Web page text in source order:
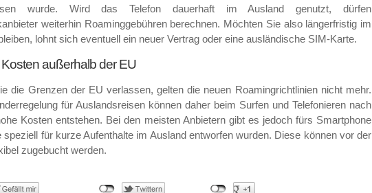
wurde. Wird das Telefon dauerhaft im Ausland genutzt, dürfen
weiterhin Roaminggebühren berechnen. Möchten Sie also längerfristig im
lohnt sich eventuell ein neuer Vertrag oder eine ausländische SIM-Karte.
außerhalb der EU
die Grenzen der EU verlassen, gelten die neuen Roamingrichtlinien nicht mehr.
für Auslandsreisen können daher beim Surfen und Telefonieren nach
Kosten entstehen. Bei den meisten Anbietern gibt es jedoch fürs Smartphone
speziell für kurze Aufenthalte im Ausland entworfen wurden. Diese können vor der
zugebucht werden.